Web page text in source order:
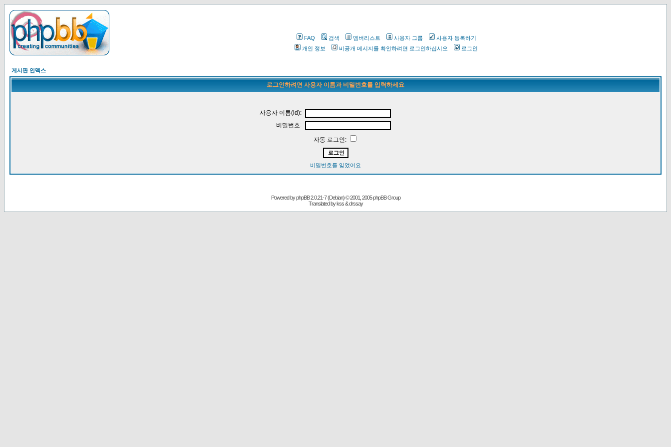
FAQ 검색 멤버리스트 사용자 그룹
사용자 등록하기
개인 정보
비공개 메시지를 확인하려면 로그인하십시오 로그인
게시판 인덱스
로그인하려면 사용자 이름과 비밀번호를 입력하세요
사용자 이름(id):
비밀번호:
자동 로그인:
비밀번호를 잊었어요
Powered byphpBB2.0.21-7 (Debian) © 2001, 2005 phpBB Group
Translated by kss & drssay